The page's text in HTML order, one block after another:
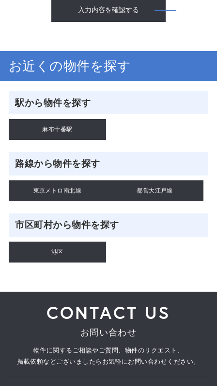
入力内容を確認する
お近くの物件を探す
駅から物件を探す
麻布十番駅
路線から物件を探す
東京メトロ南北線 都営大江戸線
市区町村から物件を探す
港区
CONTACT US
お問い合わせ
物件に関するご相談やご質問、物件のリクエスト、
掲載依頼などございましたらお気軽にお問い合わせください。